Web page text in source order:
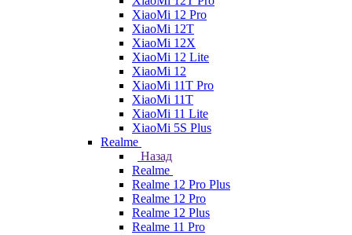
XiaoMi 12 Pro
XiaoMi 12T
XiaoMi 12X
XiaoMi 12 Lite
XiaoMi 12
XiaoMi 11T Pro
XiaoMi 11T
XiaoMi 11 Lite
XiaoMi 5S Plus
Realme
Назад
Realme
Realme 12 Pro Plus
Realme 12 Pro
Realme 12 Plus
Realme 11 Pro